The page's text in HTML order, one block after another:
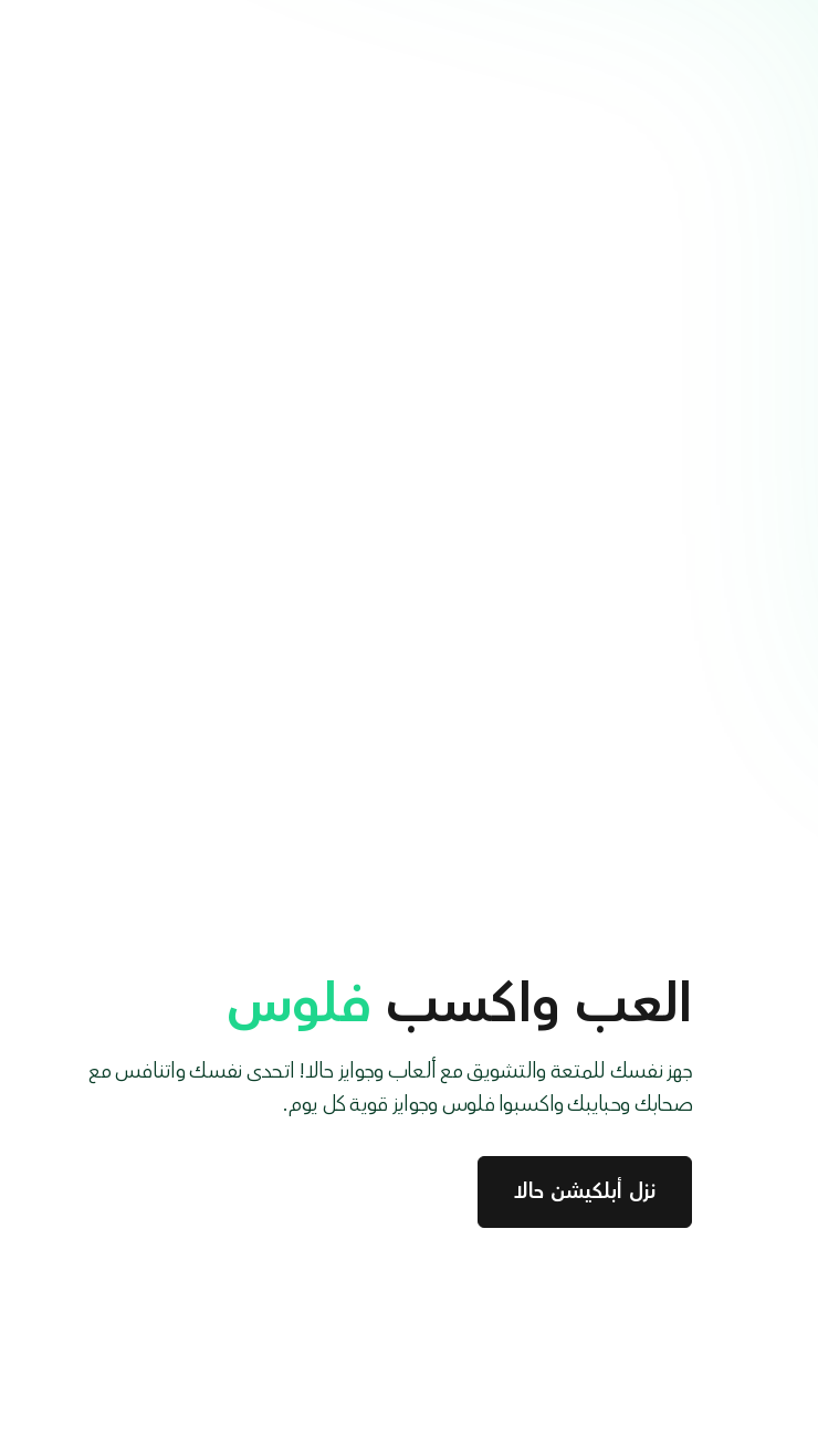
العب واكسب فلوس
جهز نفسك للمتعة والتشويق مع ألعاب وجوايز حالا! اتحدى نفسك واتنافس مع
صحابك وحبايبك واكسبوا فلوس وجوايز قوية كل يوم.
نزل أبلكيشن حالا